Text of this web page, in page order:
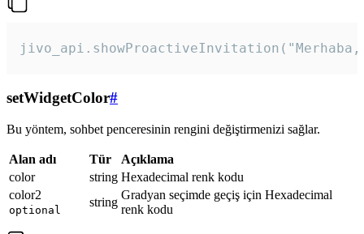
setWidgetColor#
Bu yöntem, sohbet penceresinin rengini değiştirmenizi sağlar.
Alan adı Tür
Açıklama
color
string Hexadecimal renk kodu
color2
optional
string
Gradyan seçimde geçiş için Hexadecimal
renk kodu